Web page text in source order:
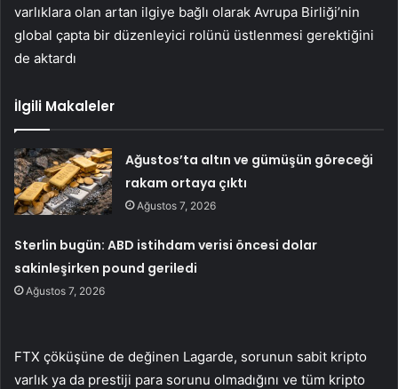
varlıklara olan artan ilgiye bağlı olarak Avrupa Birliği’nin
global çapta bir düzenleyici rolünü üstlenmesi gerektiğini
de aktardı
İlgili Makaleler
Ağustos’ta altın ve gümüşün göreceği
rakam ortaya çıktı
Ağustos 7, 2026
Sterlin bugün: ABD istihdam verisi öncesi dolar
sakinleşirken pound geriledi
Ağustos 7, 2026
FTX çöküşüne de değinen Lagarde, sorunun sabit kripto
varlık ya da prestiji para sorunu olmadığını ve tüm kripto